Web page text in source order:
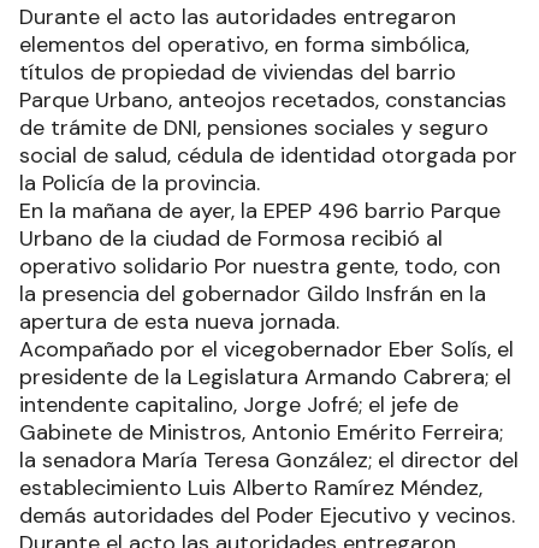
Durante el acto las autoridades entregaron
elementos del operativo, en forma simbólica,
títulos de propiedad de viviendas del barrio
Parque Urbano, anteojos recetados, constancias
de trámite de DNI, pensiones sociales y seguro
social de salud, cédula de identidad otorgada por
la Policía de la provincia.
En la mañana de ayer, la EPEP 496 barrio Parque
Urbano de la ciudad de Formosa recibió al
operativo solidario Por nuestra gente, todo, con
la presencia del gobernador Gildo Insfrán en la
apertura de esta nueva jornada.
Acompañado por el vicegobernador Eber Solís, el
presidente de la Legislatura Armando Cabrera; el
intendente capitalino, Jorge Jofré; el jefe de
Gabinete de Ministros, Antonio Emérito Ferreira;
la senadora María Teresa González; el director del
establecimiento Luis Alberto Ramírez Méndez,
demás autoridades del Poder Ejecutivo y vecinos.